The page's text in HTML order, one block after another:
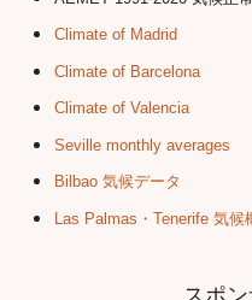
Climate of Madrid
Climate of Barcelona
Climate of Valencia
Seville monthly averages
Bilbao 気候データ
Las Palmas・Tenerife 気候
スポ